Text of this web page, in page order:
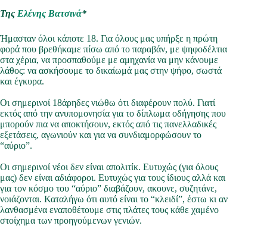
Της Ελένης Βατσινά*
Ήμασταν όλοι κάποτε 18. Για όλους μας υπήρξε η πρώτη
φορά που βρεθήκαμε πίσω από το παραβάν, με ψηφοδέλτια
στα χέρια, να προσπαθούμε με αμηχανία να μην κάνουμε
λάθος: να ασκήσουμε το δικαίωμά μας στην ψήφο, σωστά
και έγκυρα.
Οι σημερινοί 18άρηδες νιώθω ότι διαφέρουν πολύ. Γιατί
εκτός από την ανυπομονησία για το δίπλωμα οδήγησης που
μπορούν πια να αποκτήσουν, εκτός από τις πανελλαδικές
εξετάσεις, αγωνιούν και για να συνδιαμορφώσουν το
“αύριο”.
Οι σημερινοί νέοι δεν είναι απολιτίκ. Ευτυχώς (για όλους
μας) δεν είναι αδιάφοροι. Ευτυχώς για τους ίδιους αλλά και
για τον κόσμο του “αύριο” διαβάζουν, ακουνε, συζητάνε,
νοιάζονται. Καταλήγω ότι αυτό είναι το “κλειδί”, έστω κι αν
λανθασμένα εναποθέτουμε στις πλάτες τους κάθε χαμένο
στοίχημα των προηγούμενων γενιών.